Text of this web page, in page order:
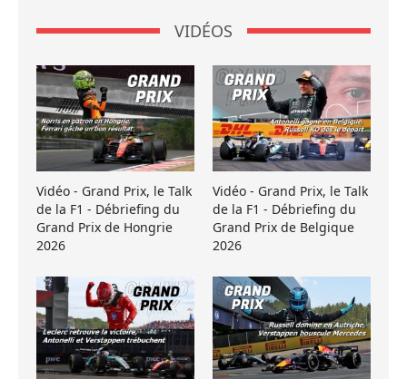
VIDÉOS
Vidéo - Grand Prix, le Talk
de la F1 - Débriefing du
Grand Prix de Hongrie
2026
Vidéo - Grand Prix, le Talk
de la F1 - Débriefing du
Grand Prix de Belgique
2026